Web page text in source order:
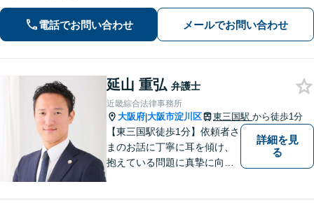
債務整理／相続／交通事故等のご相談
はお任せください【十三駅4分】企業内
弁護士経験もあり、企業法務にも注力
電話でお問い合わせ メールでお問い合わせ
延山 重弘 弁護士
近畿綜合法律事務所
大阪府|大阪市淀川区 東三国駅 から徒歩1分
【東三国駅徒歩1分】依頼者さ
まのお話に丁寧に耳を傾け、
抱えている問題に真摯に向き
詳細を見
る